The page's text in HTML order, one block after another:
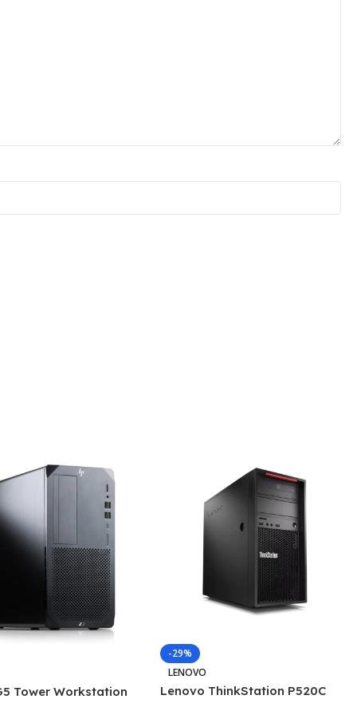
Tower Workstation
-29%
LENOVO
Lenovo ThinkStation P520C